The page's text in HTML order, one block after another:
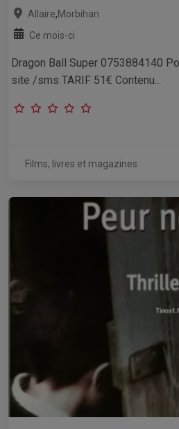
Allaire,Morbihan
Ce mois-ci
Dragon Ball Super 0753884140
site /sms TARIF 51€ Contenu...
Films, livres et magazines